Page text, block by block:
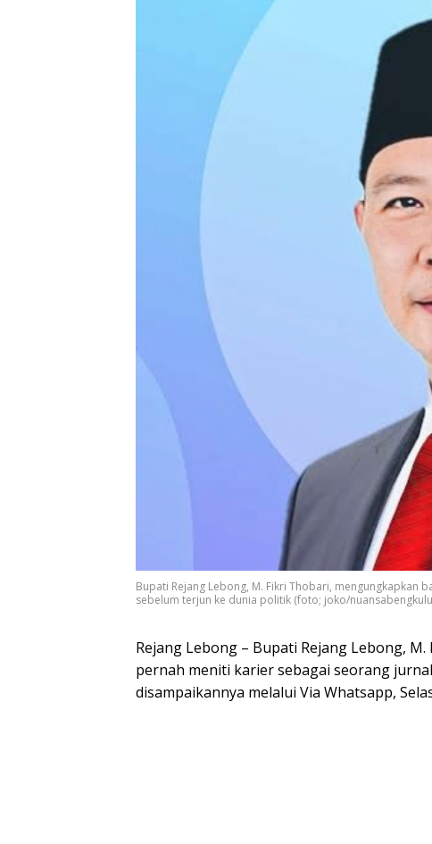
Bupati Rejang Lebong, M. Fikri Thobari,
sebelum terjun ke dunia politik (foto; joko/
Rejang Lebong – Bupati Rejang Lebong,
pernah meniti karier sebagai seorang
disampaikannya melalui Via Whatsapp,